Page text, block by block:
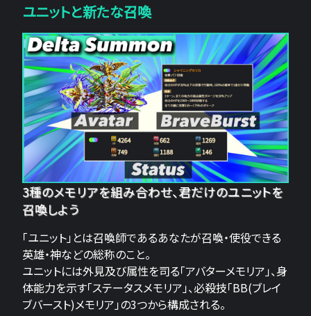
ユニットと新たな召喚
3種のメモリアを組み合わせ、君だけのユニットを
召喚しよう
「ユニット」とは召喚師であるあなたが召喚・使役できる
英雄・神などの総称のこと。
ユニットには外見及び属性を司る「アバターメモリア」、身
体能力を示す「ステータスメモリア」、必殺技「BB(ブレイ
ブバースト)メモリア」の3つから構成される。